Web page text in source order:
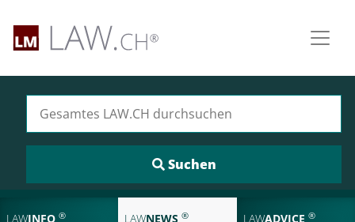
LAWINFO ® LAWNEWS ® LAWADVICE ®